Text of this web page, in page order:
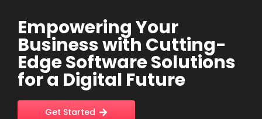
Empowering Your
Business with Cutting-
Edge Software Solutions
for a Digital Future
Get Started